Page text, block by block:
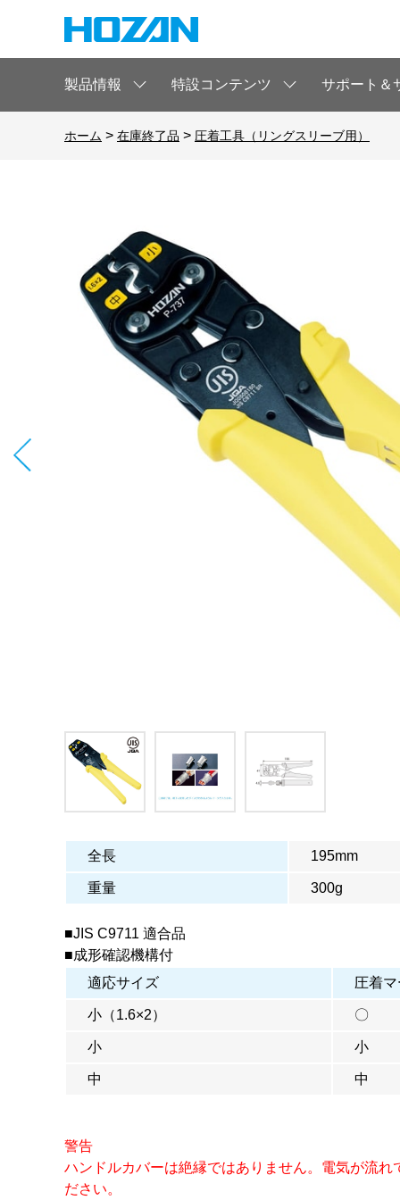
製品情報 特設コンテンツ サポート＆
ホーム > 在庫終了品 > 圧着工具（リングスリーブ用）
全長 195mm
重量 300g
■JIS C9711 適合品
■成形確認機構付
適応サイズ
圧着
小（1.6×2） 〇
小 小
中 中
警告
ハンドルカバーは絶縁ではありません。電気が流れ
ださい。